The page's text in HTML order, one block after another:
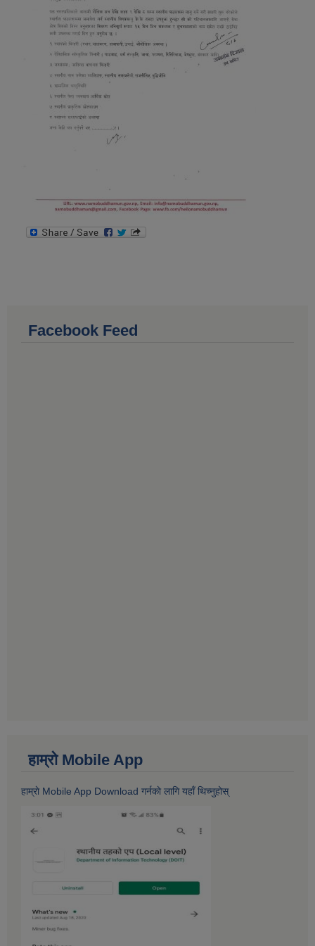
Facebook Feed
हाम्राे Mobile App
हाम्राे Mobile App Download गर्नकाे लागि यहाँ थिच्नुहोस्‌